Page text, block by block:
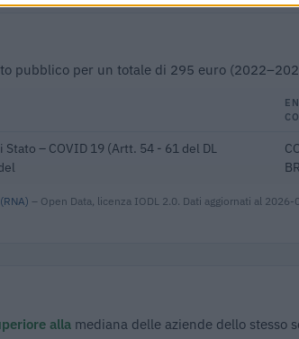
pubblico per un totale di 295 euro
– COVID 19 (Artt. 54 - 61 del DL
– Open Data, licenza IODL 2.0. Dati aggiornati al 2026-
alla mediana delle aziende dello stesso